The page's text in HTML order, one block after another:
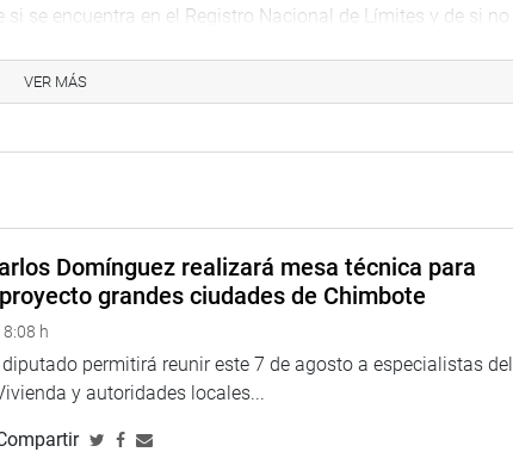
se encuentra en el Registro Nacional de Límites y de si no
puedan realizar inversiones en agua, seneamiento,
del país cuentan con la totalidad de sus
simplificado y más breve en aquellos casos en los
VER MÁS
Domínguez realizará mesa técnica para
grandes ciudades de Chimbote
h
permitirá reunir este 7 de agosto a especialistas del
y autoridades locales...